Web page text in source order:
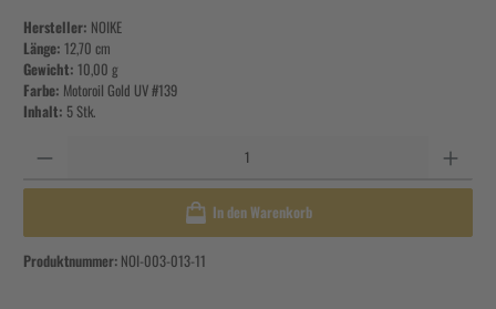
Hersteller: NOIKE
Länge: 12,70 cm
Gewicht: 10,00 g
Farbe: Motoroil Gold UV #139
Inhalt: 5 Stk.
In den Warenkorb
Produktnummer: NOI-003-013-11